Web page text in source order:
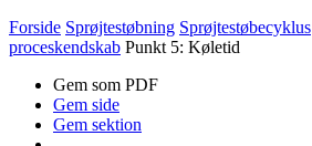
Forside Sprøjtestøbning Sprøjtestøbecyklus
proceskendskab Punkt 5: Køletid
Gem som PDF
Gem side
Gem sektion